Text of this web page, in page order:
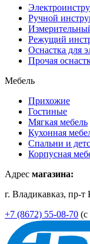
Ручной
Режущий
Оснастка для
Прочая
Мебель
Прихожие
Гостиные
Мягкая мебель
Кухонная
Спальни и
Корпусная
Адрес магазина:
г. Владикавказ, пр-
+7 (8672) 55-08-70 (с